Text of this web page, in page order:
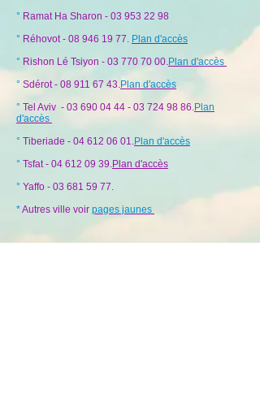
° Ramat Ha Sharon - 03 953 22 98
° Réhovot - 08 946 19 77. Plan d'accès
° Rishon Lé Tsiyon - 03 770 70 00.Plan d'accès
° Sdérot - 08 911 67 43.Plan d'accès
° Tel Aviv - 03 690 04 44 - 03 724 98 86.Plan
d'accès
° Tiberiade - 04 612 06 01.Plan d'accès
° Tsfat - 04 612 09 39.Plan d'accès
° Yaffo - 03 681 59 77.
*Autres ville voir pages jaunes